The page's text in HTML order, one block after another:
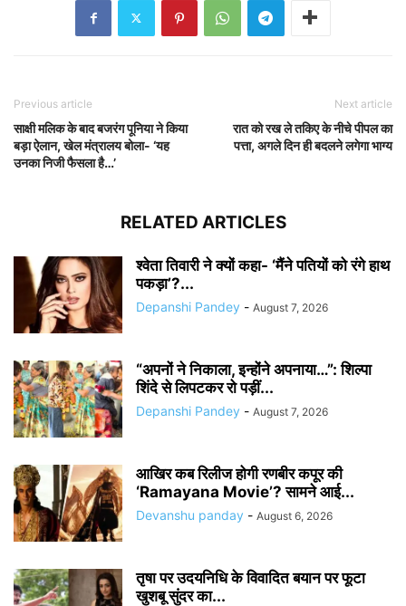
Previous article
साक्षी मलिक के बाद बजरंग पूनिया ने किया
बड़ा ऐलान, खेल मंत्रालय बोला- ‘यह
उनका निजी फैसला है…’
Next article
रात को रख ले तकिए के नीचे पीपल का
पत्ता, अगले दिन ही बदलने लगेगा भाग्य
RELATED ARTICLES
श्वेता तिवारी ने क्यों कहा- ‘मैंने पतियों को रंगे हाथ
पकड़ा’?...
Depanshi Pandey - August 7, 2026
“अपनों ने निकाला, इन्होंने अपनाया…”: शिल्पा
शिंदे से लिपटकर रो पड़ीं...
Depanshi Pandey - August 7, 2026
आखिर कब रिलीज होगी रणबीर कपूर की
‘Ramayana Movie’? सामने आई...
Devanshu panday - August 6, 2026
तृषा पर उदयनिधि के विवादित बयान पर फूटा
खुशबू सुंदर का...